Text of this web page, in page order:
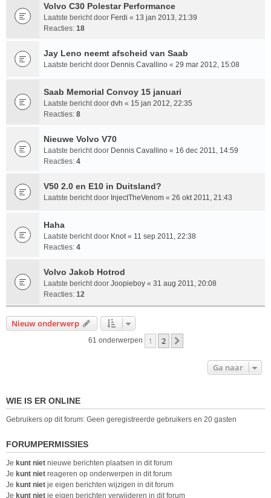
Volvo C30 Polestar Performance
Laatste bericht door Ferdi « 13 jan 2013, 21:39
Reacties: 18
Jay Leno neemt afscheid van Saab
Laatste bericht door Dennis Cavallino « 29 mar 2012, 15:08
Saab Memorial Convoy 15 januari
Laatste bericht door dvh « 15 jan 2012, 22:35
Reacties: 8
Nieuwe Volvo V70
Laatste bericht door Dennis Cavallino « 16 dec 2011, 14:59
Reacties: 4
V50 2.0 en E10 in Duitsland?
Laatste bericht door InjectTheVenom « 26 okt 2011, 21:43
Haha
Laatste bericht door Knot« 11 sep 2011, 22:38
Reacties: 4
Volvo Jakob Hotrod
Laatste bericht door Joopieboy « 31 aug 2011, 20:08
Reacties: 12
Nieuw onderwerp
61 onderwerpen 1 2
Ga naar
WIE IS ER ONLINE
Gebruikers op dit forum: Geen geregistreerde gebruikers en 20 gasten
FORUMPERMISSIES
Je kunt niet nieuwe berichten plaatsen in dit forum
Je kunt niet reageren op onderwerpen in dit forum
Je kunt niet je eigen berichten wijzigen in dit forum
Je kunt niet je eigen berichten verwijderen in dit forum